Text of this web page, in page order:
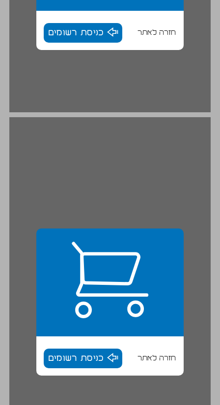
חזרה לאתר כניסת רשומים
מבוא בניית מיתוסים במקום ניתוח משגים ... 19
חזרה לאתר כניסת רשומים